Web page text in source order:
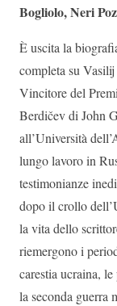
Bogliolo, Neri
È uscita la
completa su
Vincitore del
Berdičev di John
all’Università
lungo lavoro in
testimonianze
dopo il crollo
la vita dello
riemergono i
carestia ucraina,
la seconda guerra